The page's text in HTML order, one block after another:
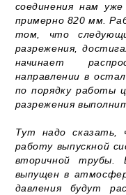
соединения нам
примерно 820 мм.
том, что
разрежения,
начинает
направлении в
по порядку работы
разрежения
Тут надо сказать,
работу выпускной
вторичной трубы.
выпущен в
давления будут